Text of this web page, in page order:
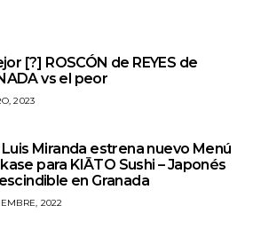
[?] ROSCÓN de REYES de
vs el peor
2023
Miranda estrena nuevo Menú
para KIĀTO Sushi – Japonés
en Granada
2022